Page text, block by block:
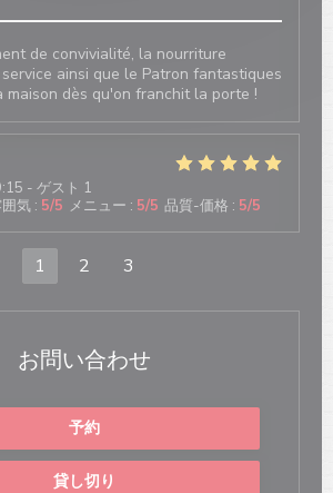
de convivialité, la nourriture
ainsi que le Patron fantastiques
maison dès qu'on franchit la porte !
- ゲスト 1
気 : 5/5 メニュー : 5/5 品質-価格 : 5/5
1 2 3
お問い合わせ
予約
貸し切り